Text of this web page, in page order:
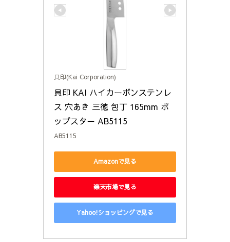
貝印(Kai Corporation)
貝印 KAI ハイカーボンステンレ
ス 穴あき 三徳 包丁 165mm ポ
ップスター AB5115
AB5115
Amazonで見る
楽天市場で見る
Yahoo!ショッピングで見る